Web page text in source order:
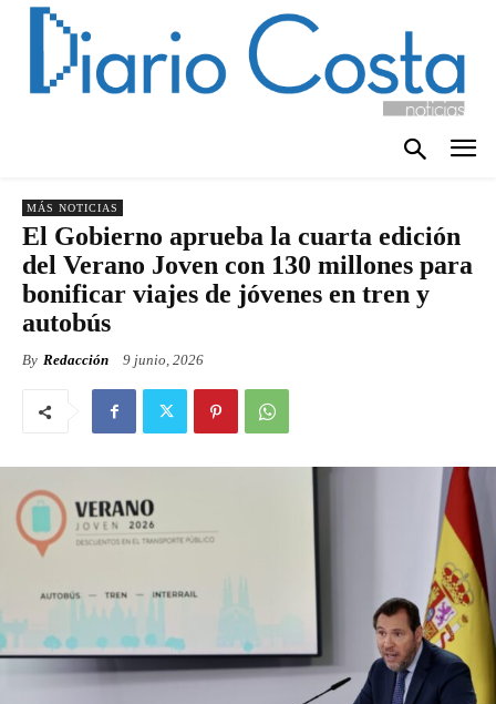
MÁS NOTICIAS
El Gobierno aprueba la cuarta edición
del Verano Joven con 130 millones para
bonificar viajes de jóvenes en tren y
autobús
By Redacción 9 junio, 2026